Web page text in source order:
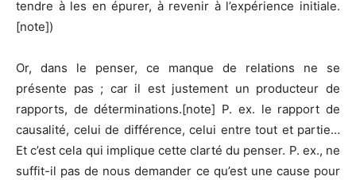
tendre à les en épurer, à revenir à l’expérience initiale.
[note])
Or, dans le penser, ce manque de relations ne se
présente pas ; car il est justement un producteur de
rapports, de déterminations.[note] P. ex. le rapport de
causalité, celui de différence, celui entre tout et partie…
Et c’est cela qui implique cette clarté du penser. P. ex., ne
suffit-il pas de nous demander ce qu’est une cause pour